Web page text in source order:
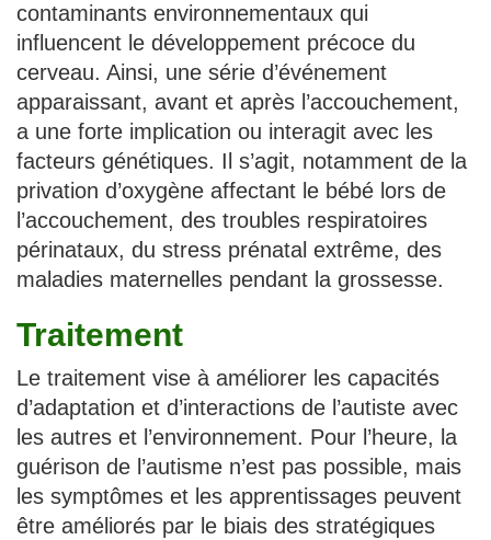
contaminants environnementaux qui
influencent le développement précoce du
cerveau. Ainsi, une série d’événement
apparaissant, avant et après l’accouchement,
a une forte implication ou interagit avec les
facteurs génétiques. Il s’agit, notamment de la
privation d’oxygène affectant le bébé lors de
l’accouchement, des troubles respiratoires
périnataux, du stress prénatal extrême, des
maladies maternelles pendant la grossesse.
Traitement
Le traitement vise à améliorer les capacités
d’adaptation et d’interactions de l’autiste avec
les autres et l’environnement. Pour l’heure, la
guérison de l’autisme n’est pas possible, mais
les symptômes et les apprentissages peuvent
être améliorés par le biais des stratégiques